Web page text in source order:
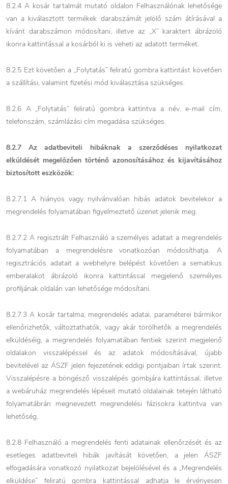
8.2.4 A kosár tartalmát mutató oldalon Felhasználónak lehetősége
van a kiválasztott termékek darabszámát jelölő szám átírásával a
kívánt darabszámon módosítani, illetve az „X” karaktert ábrázoló
ikonra kattintással a kosárból ki is veheti az adatott terméket.
8.2.5 Ezt követően a „Folytatás” feliratú gombra kattintást követően
a szállítási, valamint fizetési mód kiválasztása szükséges.
8.2.6 A „Folytatás” feliratú gombra kattintva a név, e-mail cím,
telefonszám, számlázási cím megadása szükséges.
8.2.7 Az adatbeviteli hibáknak a szerződéses nyilatkozat
elküldését megelőzően történő azonosításához és kijavításához
biztosított eszközök:
8.2.7.1 A hiányos vagy nyilvánvalóan hibás adatok bevitelekor a
megrendelés folyamatában figyelmeztető üzenet jelenik meg.
8.2.7.2 A regisztrált Felhasználó a személyes adatait a megrendelés
folyamatában a megrendelésre vonatkozóan módosíthatja. A
regisztrációs adatait a webhelyre belépést követően a sematikus
emberalakot ábrázoló ikonra kattintással megjelenő személyes
profiljának oldalán van lehetősége módosítani.
8.2.7.3 A kosár tartalma, megrendelés adatai, paraméterei bármikor
ellenőrizhetők, változtathatók, vagy akár törölhetők a megrendelés
elküldéséig, a megrendelés folyamatában fentiek szerint megjelenő
oldalakon visszalépéssel és az adatok módosításával, újabb
bevitelével az ÁSZF jelen fejezetének eddigi pontjaiban írtak szerint.
Visszalépésre a böngésző visszalépés gombjára kattintással, illetve
a webáruház megrendelés lépéseit mutató oldalainak tetején látható
folyamatábrán megnevezett megrendelési fázisokra kattintva van
lehetőség.
8.2.8 Felhasználó a megrendelés fenti adatainak ellenőrzését és az
esetleges adatbeviteli hibák javítását követően, a jelen ÁSZF
elfogadására vonatkozó nyilatkozat bejelölésével és a „Megrendelés
elküldése” feliratú gombra kattintással adhatja le érvényesen